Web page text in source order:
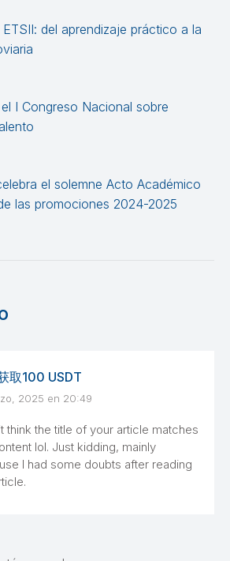
del aprendizaje práctico a la
I Congreso Nacional sobre
el solemne Acto Académico
las promociones 2024-2025
取100 USDT
2025 en 20:49
think the title of your article matches
lol. Just kidding, mainly
I had some doubts after reading